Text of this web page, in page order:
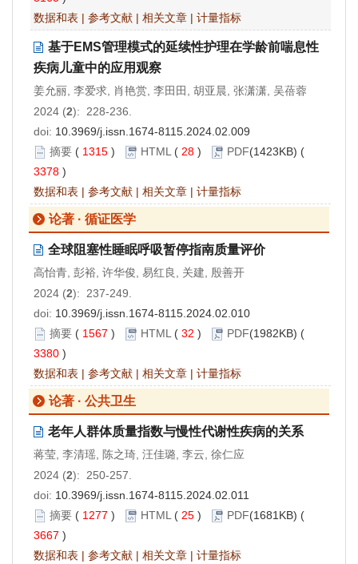
数据和表 | 参考文献 | 相关文章 | 计量指标
基于EMS管理模式的延续性护理在学龄前喘息性
疾病儿童中的应用观察
姜允丽, 李爱求, 肖艳赏, 李田田, 胡亚晨, 张潇潇, 吴蓓蓉
2024 (2): 228-236.
doi: 10.3969/j.issn.1674-8115.2024.02.009
摘要 ( 1315 ) HTML ( 28 ) PDF(1423KB) (
3378 )
数据和表 | 参考文献 | 相关文章 | 计量指标
论著 · 循证医学
全球阻塞性睡眠呼吸暂停指南质量评价
高怡青, 彭裕, 许华俊, 易红良, 关建, 殷善开
2024 (2): 237-249.
doi: 10.3969/j.issn.1674-8115.2024.02.010
摘要 ( 1567 ) HTML ( 32 ) PDF(1982KB) (
3380 )
数据和表 | 参考文献 | 相关文章 | 计量指标
论著 · 公共卫生
老年人群体质量指数与慢性代谢性疾病的关系
蒋莹, 李清瑶, 陈之琦, 汪佳璐, 李云, 徐仁应
2024 (2): 250-257.
doi: 10.3969/j.issn.1674-8115.2024.02.011
摘要 ( 1277 ) HTML ( 25 ) PDF(1681KB) (
3667 )
数据和表 | 参考文献 | 相关文章 | 计量指标